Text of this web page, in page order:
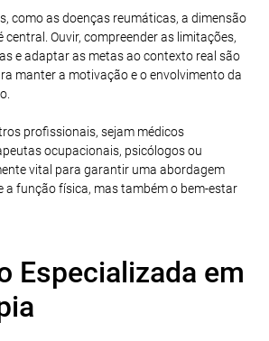
como as doenças reumáticas, a dimensão
central. Ouvir, compreender as limitações,
e adaptar as metas ao contexto real são
manter a motivação e o envolvimento da
profissionais, sejam médicos
ocupacionais, psicólogos ou
vital para garantir uma abordagem
a função física, mas também o bem-estar
Especializada em